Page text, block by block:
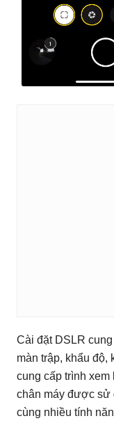
Cài đặt DSLR
màn trập, khẩu độ,
cung cấp trình
chân máy được sử
cùng nhiều tính